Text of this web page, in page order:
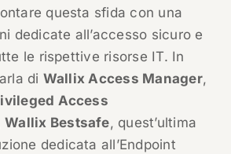
questa sfida con una
dedicate all’accesso sicuro e
le rispettive risorse IT. In
di Wallix Access Manager,
Access
Wallix Bestsafe, quest’ultima
dedicata all’Endpoint